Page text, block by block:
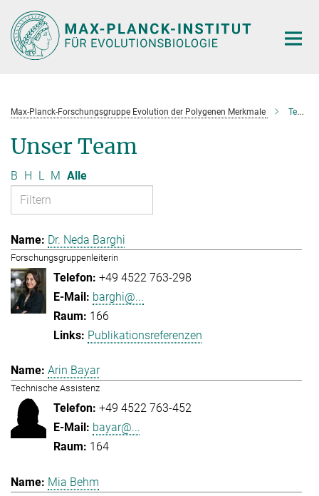
Hauptinhalt
Max-Planck-Forschungsgruppe Evolution der Polygenen Merkmale Team
Unser Team
B H L M Alle
Dr. Neda Barghi
Forschungsgruppenleiterin
+49 4522 763-298
barghi@...
166
Publikationsreferenzen
Arin Bayar
Technische Assistenz
+49 4522 763-452
bayar@...
164
Mia Behm